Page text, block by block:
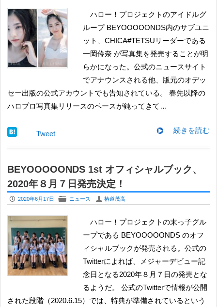
ハロー！プロジェクトのアイドルグ
ループ BEYOOOOONDS内のサブユニ
ット、CHICA#TETSUリーダーである
一岡伶奈 が写真集を発売することが明
らかになった。公式のニュースサイト
でアナウンスされる他、版元のオデッ
セー出版の公式アカウントでも告知されている。 春先以降の
ハロプロ写真集リリースのペースが鈍ってきて…
続きを読む
Tweet
BEYOOOOONDS 1st オフィシャルブック、
2020年８月７日発売決定！
P 2020年6月17日 F ニュース U 椿道茂高
ハロー！プロジェクトの末っ子グル
ープである BEYOOOOONDS のオフ
ィシャルブックが発売される。公式の
Twitterによれば、メジャーデビュー記
念日となる2020年８月７日の発売とな
るようだ。 公式のTwitterで情報が公開
された段階（2020.6.15）では、特典が準備されているという